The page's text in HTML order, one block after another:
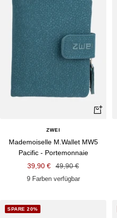
ZWEI
Mademoiselle M.Wallet MW5
Pacific - Portemonnaie
Angebotspreis
39,90 €
Regulärer
Preis
49,90 €
9 Farben verfügbar
SPARE 20%